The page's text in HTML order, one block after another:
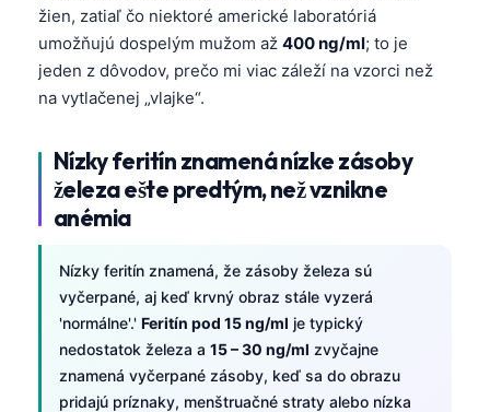
žien, zatiaľ čo niektoré americké laboratóriá
umožňujú dospelým mužom až 400 ng/ml; to je
jeden z dôvodov, prečo mi viac záleží na vzorci než
na vytlačenej „vlajke“.
Nízky feritín znamená nízke zásoby
železa ešte predtým, než vznikne
anémia
Nízky feritín znamená, že zásoby železa sú
vyčerpané, aj keď krvný obraz stále vyzerá
'normálne'.' Feritín pod 15 ng/ml je typický
nedostatok železa a 15 – 30 ng/ml zvyčajne
znamená vyčerpané zásoby, keď sa do obrazu
pridajú príznaky, menštruačné straty alebo nízka